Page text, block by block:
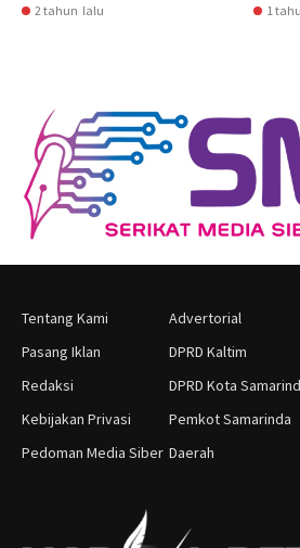
2 tahun lalu 1
Tentang Kami
Pasang Iklan
Redaksi
Kebijakan Privasi
Pedoman Media Siber
Advertorial
DPRD Kaltim
DPRD Kota
Pemkot Samarinda
Daerah